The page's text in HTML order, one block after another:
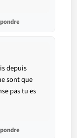
depuis
sont que
pas tu es